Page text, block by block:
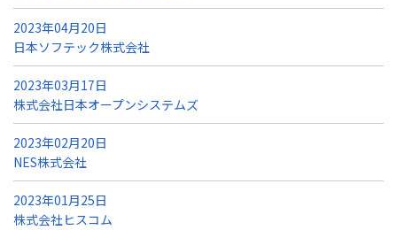
2023年04月20日
日本ソフテック株式会社
2023年03月17日
株式会社日本オープンシステムズ
2023年02月20日
NES株式会社
2023年01月25日
株式会社ヒスコム